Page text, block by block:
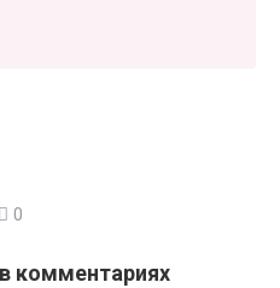
0
комментариях